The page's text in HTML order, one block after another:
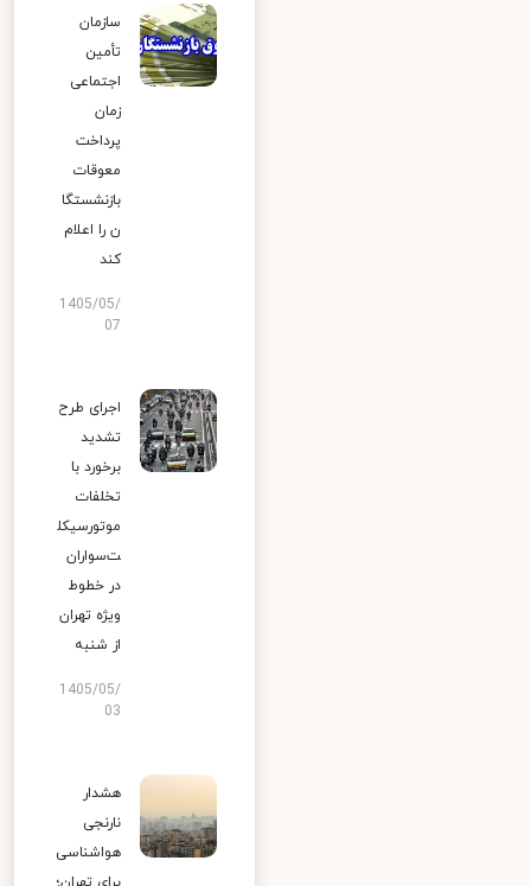
سازمان
تأمین
اجتماعی
زمان
پرداخت
معوقات
بازنشستگا
ن را اعلام
کند
1405/05/
07
اجرای طرح
تشدید
برخورد با
تخلفات
موتورسیکل
ت‌سواران
در خطوط
ویژه تهران
از شنبه
1405/05/
03
هشدار
نارنجی
هواشناسی